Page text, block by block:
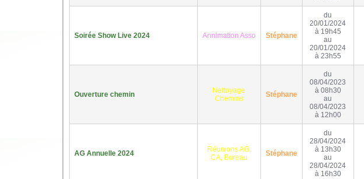
Soirée Show Live 2024 Annimation Asso Stéphane
du
20/01/2024
à 19h45
au
20/01/2024
à 23h55
Ouverture chemin
Nettoyage
Chemins
Stéphane
du
08/04/2023
à 08h30
au
08/04/2023
à 12h00
AG Annuelle 2024
Réunions AG,
CA, Bureau
Stéphane
du
28/04/2024
à 13h30
au
28/04/2024
à 16h30